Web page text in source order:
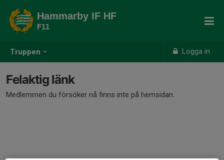
Truppen Logga in
Hammarby IF HF
F11
Felaktig länk
Medlemmen du försöker nå finns inte på hemsidan.